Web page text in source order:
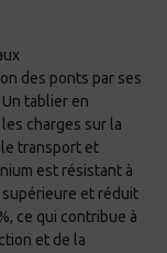
des ponts par ses
tablier en
charges sur la
transport et
est résistant à
et réduit
ce qui contribue à
et de la